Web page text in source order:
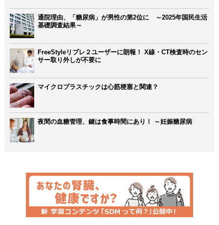
通院理由、「糖尿病」が男性の第2位に ～2025年国民生活
基礎調査結果～
FreeStyleリブレ２ユーザーに朗報！ X線・CT検査時のセン
サー取り外しが不要に
マイクロプラスチックは心筋梗塞と関連？
夜間の血糖管理、鍵は食事時間にあり！ ～妊娠糖尿病